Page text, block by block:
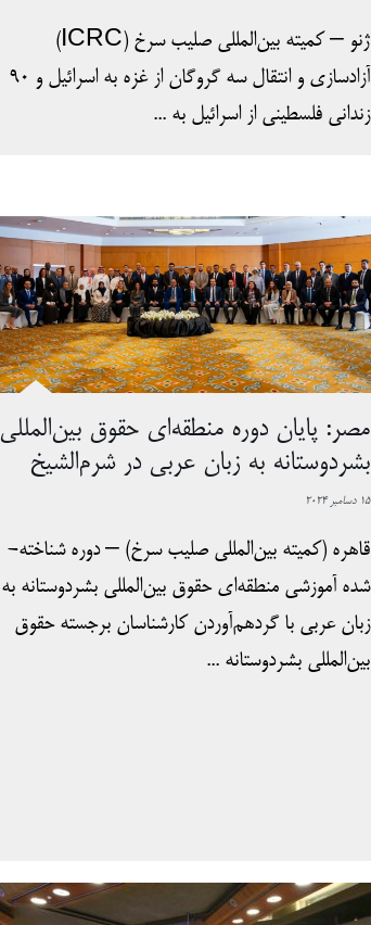
ژنو – کمیته بین‌المللی صلیب سرخ (ICRC)
آزادسازی و انتقال سه گروگان از غزه به اسرائیل و 90
زندانی فلسطینی از اسرائیل به ...
مصر: پایان دوره منطقه‌‌ای حقوق بین‌المللی
بشردوستانه به‌ زبان عربی در شرم‌الشیخ
15 دسامبر 2024
قاهره (کمیته بین‌المللی صلیب سرخ) – دوره شناخته‌­
شده آموزشی منطقه‌ای حقوق بین‌المللی بشردوستانه به
زبان عربی با گردهم‌آوردن کارشناسان برجسته حقوق
بین‌المللی بشردوستانه ...